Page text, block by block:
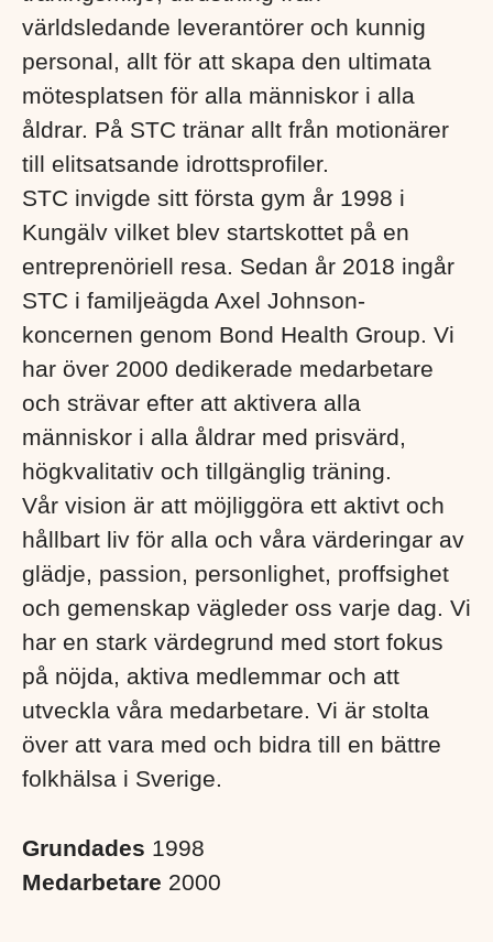
världsledande leverantörer och kunnig
personal, allt för att skapa den ultimata
mötesplatsen för alla människor i alla
åldrar. På STC tränar allt från motionärer
till elitsatsande idrottsprofiler.
STC invigde sitt första gym år 1998 i
Kungälv vilket blev startskottet på en
entreprenöriell resa. Sedan år 2018 ingår
STC i familjeägda Axel Johnson-
koncernen genom Bond Health Group. Vi
har över 2000 dedikerade medarbetare
och strävar efter att aktivera alla
människor i alla åldrar med prisvärd,
högkvalitativ och tillgänglig träning.
Vår vision är att möjliggöra ett aktivt och
hållbart liv för alla och våra värderingar av
glädje, passion, personlighet, proffsighet
och gemenskap vägleder oss varje dag. Vi
har en stark värdegrund med stort fokus
på nöjda, aktiva medlemmar och att
utveckla våra medarbetare. Vi är stolta
över att vara med och bidra till en bättre
folkhälsa i Sverige. ​
Grundades 1998
Medarbetare 2000